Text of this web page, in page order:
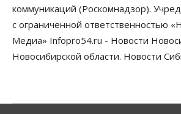
Общество
Медики готовятся к второму пику
клещей в Новосибирской области
06 Августа 2026, 10:00
06 Августа 2026, 09:00
коммуникаций (Роскомнадзор).
с ограниченной ответственностью
Медиа» Infopro54.ru - Новости
Новосибирской области. Новости